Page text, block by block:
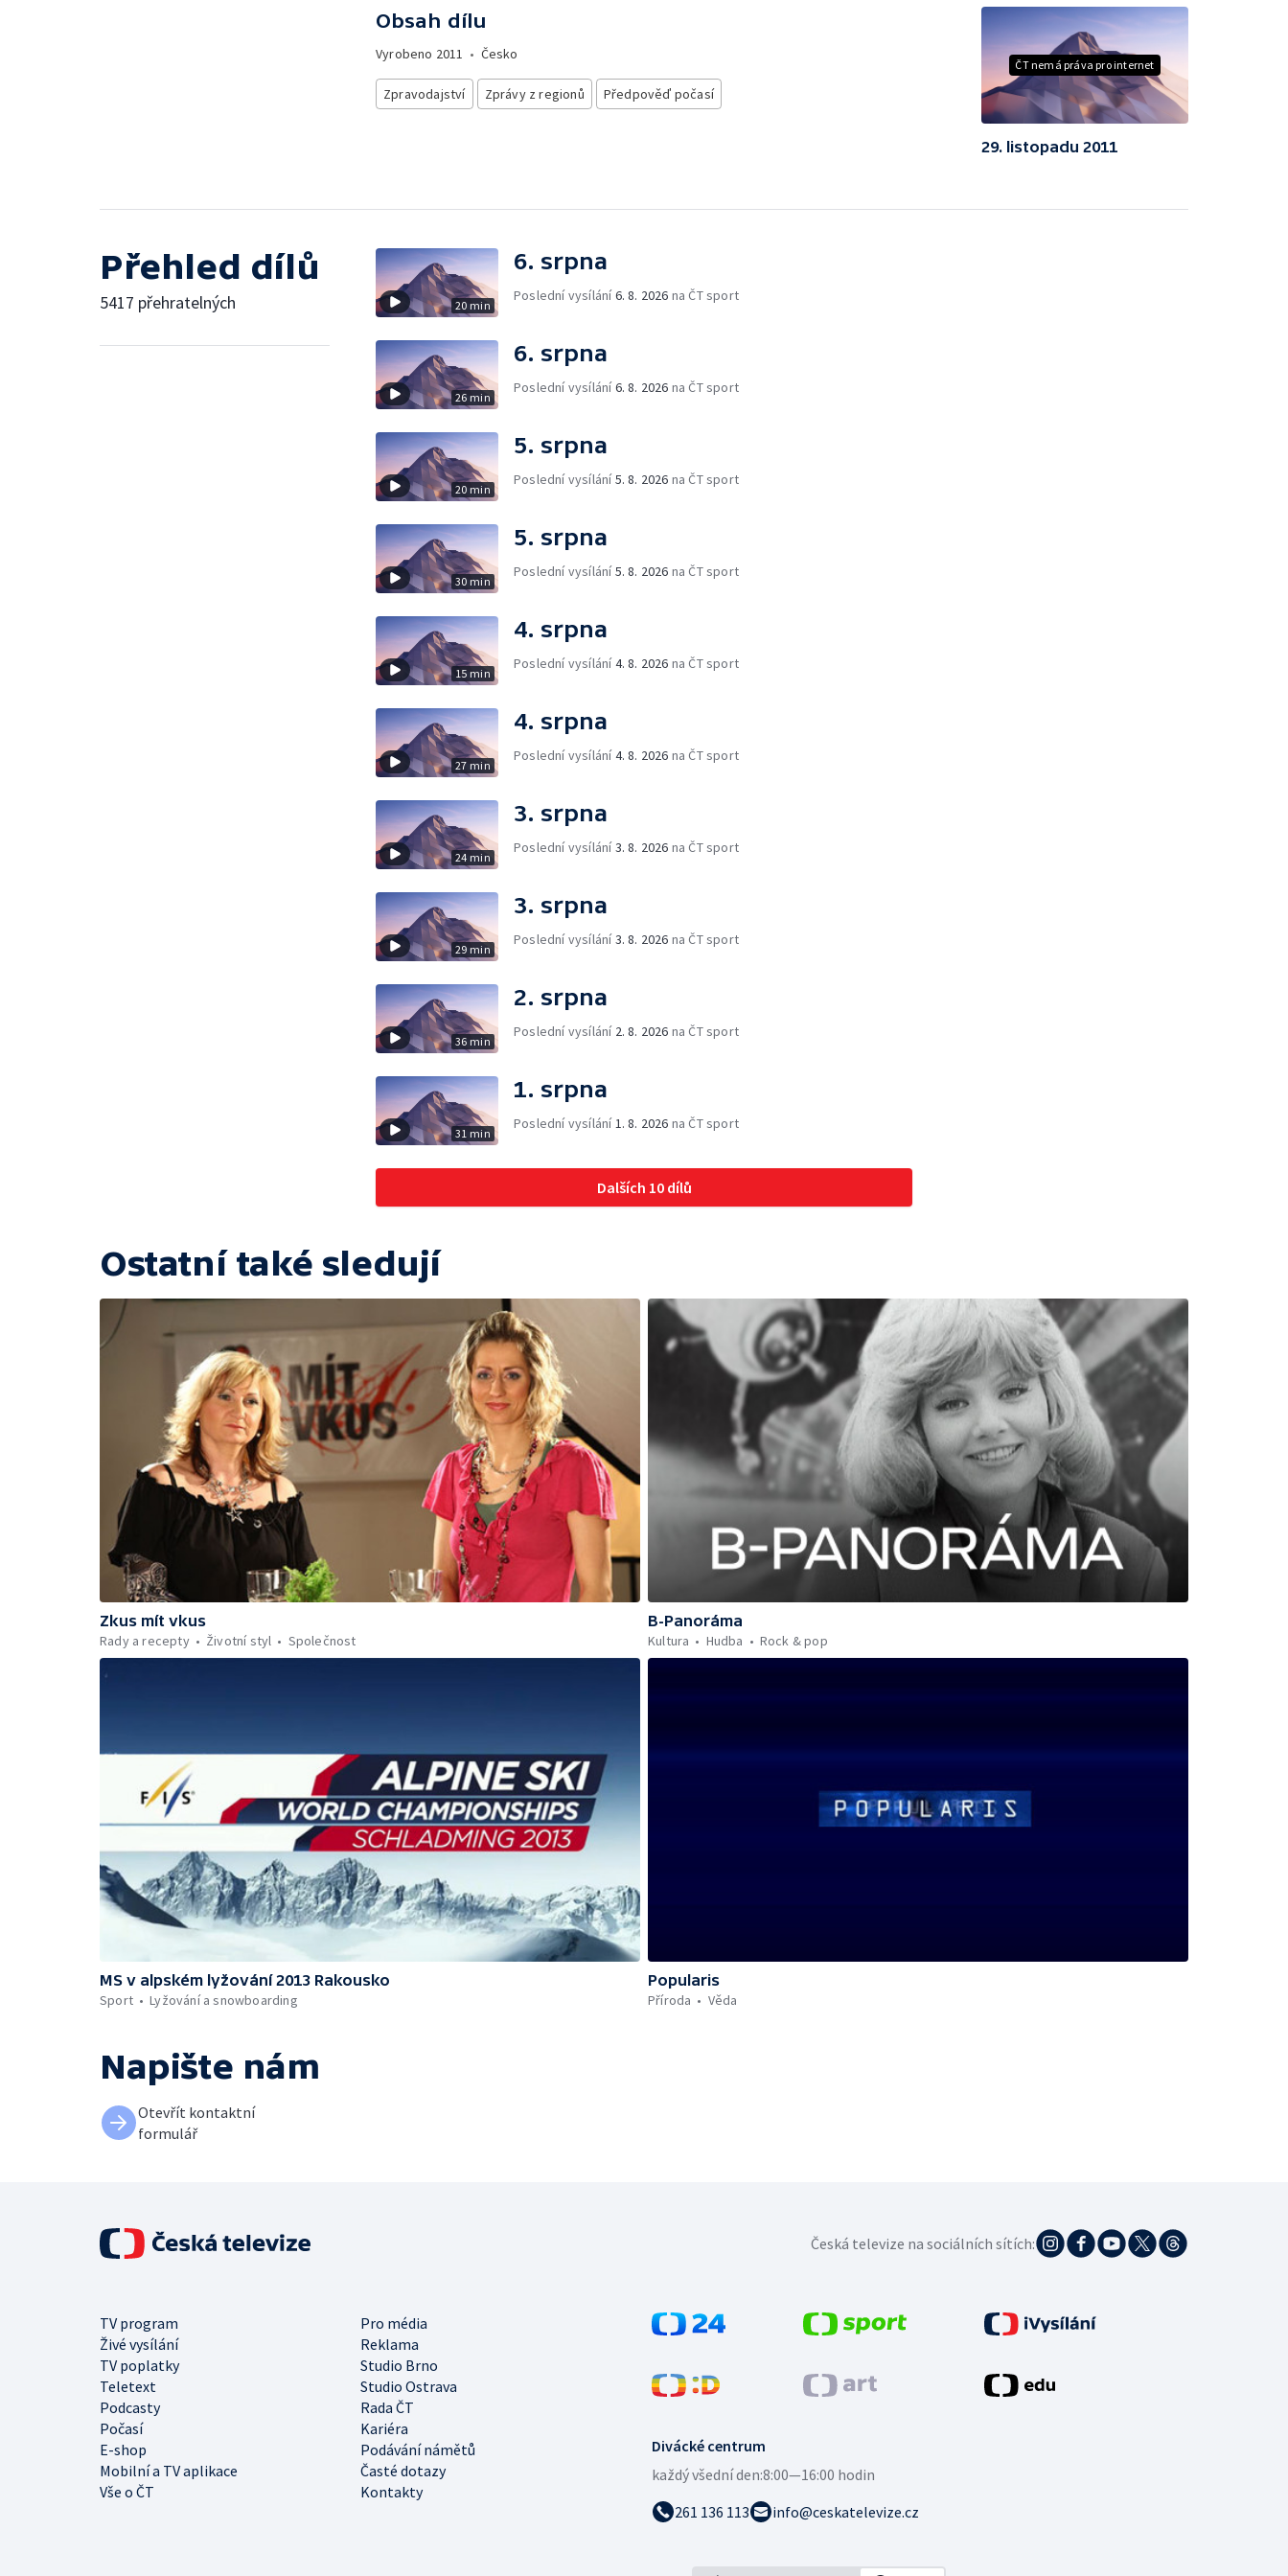
Obsah dílu
Vyrobeno 2011 • Česko
Zpravodajství Zprávy z regionů Předpověď počasí
ČT nemá práva pro internet
29. listopadu 2011
Přehled dílů
5417 přehratelných 20 min
6. srpna
Poslední vysílání6. 8. 2026 na ČT sport
26 min
6. srpna
Poslední vysílání6. 8. 2026 na ČT sport
20 min
5. srpna
Poslední vysílání5. 8. 2026 na ČT sport
30 min
5. srpna
Poslední vysílání5. 8. 2026 na ČT sport
15 min
4. srpna
Poslední vysílání4. 8. 2026 na ČT sport
27 min
4. srpna
Poslední vysílání4. 8. 2026 na ČT sport
24 min
3. srpna
Poslední vysílání3. 8. 2026 na ČT sport
29 min
3. srpna
Poslední vysílání3. 8. 2026 na ČT sport
36 min
2. srpna
Poslední vysílání 2. 8. 2026 na ČT sport
31 min
1. srpna
Poslední vysílání 1. 8. 2026 na ČT sport
Dalších 10 dílů
Ostatní také sledují
Zkus mít vkus
Rady a recepty
Životní styl Společnost
B-Panoráma
Kultura
Hudba Rock & pop
MS v alpském lyžování 2013 Rakousko
Sport
Lyžování a snowboarding
Popularis
Příroda
Věda
Napište nám
Otevřít kontaktní
formulář
Divácké centrum
každý všední den:8:00—16:00 hodin
261 136 113
info@ceskatelevize.cz
TV program
Pro média
Živé vysílání
Reklama
TV poplatky
Studio Brno
Teletext
Studio Ostrava
Podcasty
Rada ČT
Počasí
Kariéra
E-shop
Podávání námětů
Mobilní a TV aplikace
Časté dotazy
Vše o ČT
Kontakty
Česká televize na sociálních sítích: